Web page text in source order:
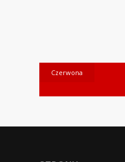
Czerwona